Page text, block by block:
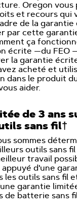
Oregon
et recours qui
de la garantie
par cette
ça
écrite —du FEO
la garantie
acheté et
dans le produit
aider.
de 3 ans
sans fil†
sommes
outils sans
travail
d'une
les outils sans fil
garantie
de batterie sans